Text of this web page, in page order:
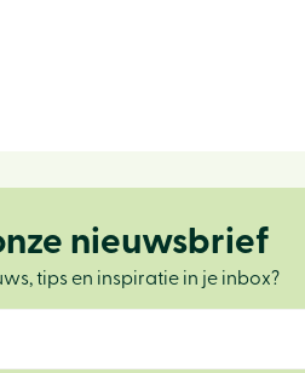
nieuwsbrief
tips en inspiratie in je inbox?